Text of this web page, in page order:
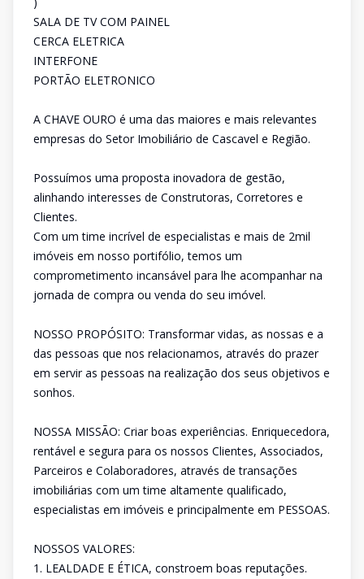
SALA DE TV COM PAINEL
CERCA ELETRICA
INTERFONE
PORTÃO ELETRONICO
A CHAVE OURO é uma das maiores e mais relevantes
empresas do Setor Imobiliário de Cascavel e Região.
Possuímos uma proposta inovadora de gestão,
alinhando interesses de Construtoras, Corretores e
Clientes.
Com um time incrível de especialistas e mais de 2mil
imóveis em nosso portifólio, temos um
comprometimento incansável para lhe acompanhar na
jornada de compra ou venda do seu imóvel.
NOSSO PROPÓSITO: Transformar vidas, as nossas e a
das pessoas que nos relacionamos, através do prazer
em servir as pessoas na realização dos seus objetivos e
sonhos.
NOSSA MISSÃO: Criar boas experiências. Enriquecedora,
rentável e segura para os nossos Clientes, Associados,
Parceiros e Colaboradores, através de transações
imobiliárias com um time altamente qualificado,
especialistas em imóveis e principalmente em PESSOAS.
NOSSOS VALORES:
1. LEALDADE E ÉTICA, constroem boas reputações.